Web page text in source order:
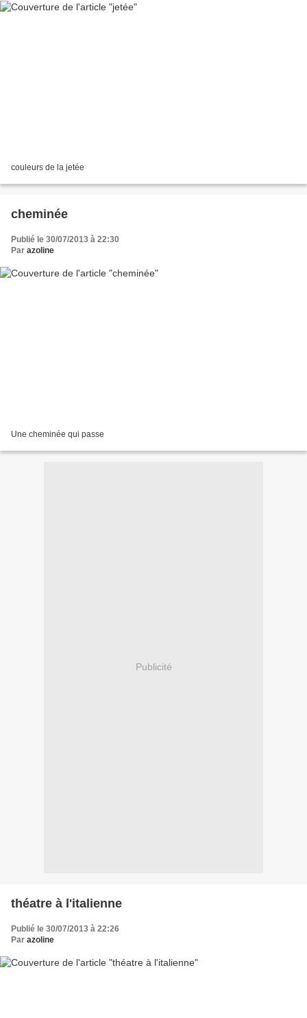
couleurs de la jetée
cheminée
Publié le 30/07/2013 à 22:30
Par azoline
Une cheminée qui passe
Publicité
théatre à l'italienne
Publié le 30/07/2013 à 22:26
Par azoline